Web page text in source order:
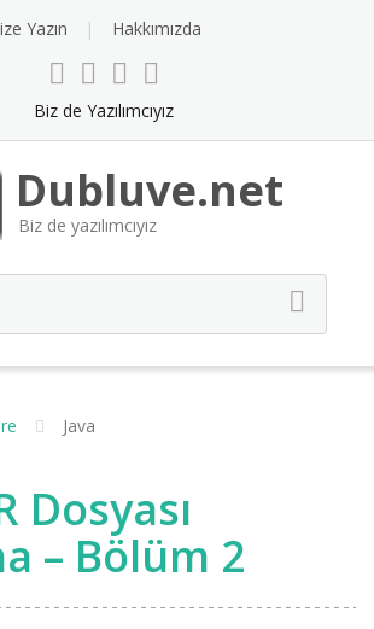
Yazın Hakkımızda
Biz de Yazılımcıyız
Dubluve.net
Biz de yazılımcıyız
Java
Dosyası
– Bölüm 2